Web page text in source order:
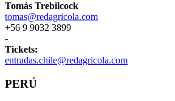
Tomás Trebilcock
tomas@redagricola.com
+56 9 9032 3899
-
Tickets:
entradas.chile@redagricola.com
PERÚ